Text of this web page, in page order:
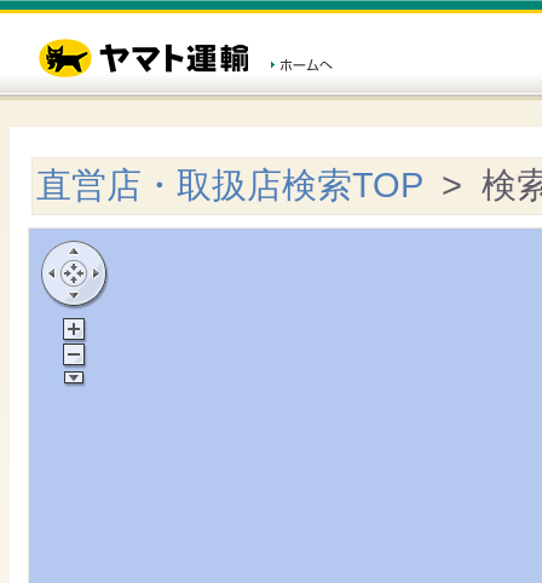
直営店・取扱店検索TOP > 検